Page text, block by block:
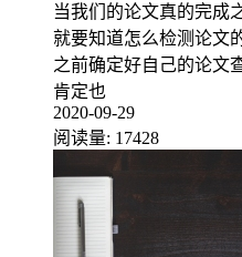
当我们的论文真的完成
就要知道怎么检测论文
之前确定好自己的论文
肯定也
2020-09-29
阅读量: 17428